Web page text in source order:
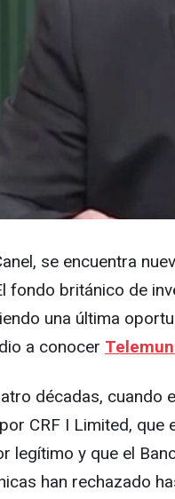
se encuentra
fondo británico de
una última
a conocer
décadas,
CRF I Limited,
legítimo y que el
han rechazado